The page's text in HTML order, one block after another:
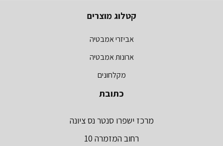
קטלוג מוצרים
אביזרי אמבטיה
ארונות אמבטיה
מקלחונים
כתובת
מרכז ישפרו סנטר נס ציונה
רחוב המזמרה 10